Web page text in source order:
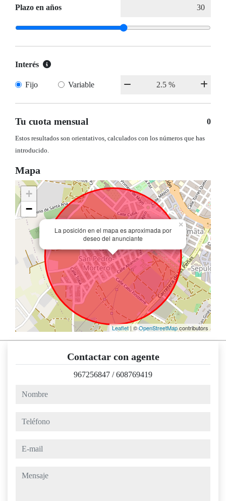
Plazo en años
Interés
Fijo Variable
Tu cuota mensual 0
Estos resultados son orientativos, calculados con los números que has
introducido.
Mapa
La posición en el mapa es aproximada por
deseo del anunciante
×
+
−
Leaflet| ©OpenStreetMapcontributors
Contactar con agente
967256847 /608769419
nombre
teléfono
e-mail
mensaje